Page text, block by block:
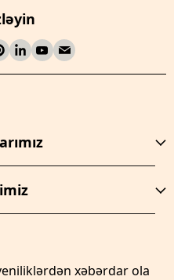
xəbərdar ola